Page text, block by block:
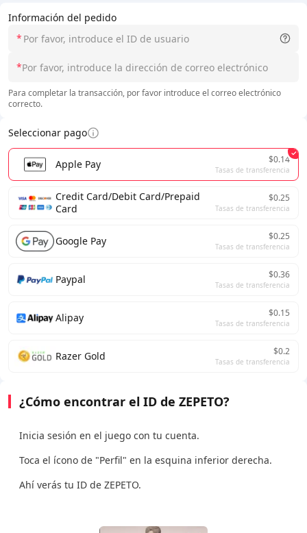
Información del pedido
*
*
Para completar la transacción, por favor introduce el correo electrónico
correcto.
Seleccionar pago
Apple Pay $0.14
Tasas de transferencia
Credit Card/Debit Card/Prepaid
Card
$0.25
Tasas de transferencia
Google Pay $0.25
Tasas de transferencia
Paypal $0.36
Tasas de transferencia
Alipay $0.15
Tasas de transferencia
Razer Gold $0.2
Tasas de transferencia
¿Cómo encontrar el ID de ZEPETO?
Inicia sesión en el juego con tu cuenta.
Toca el ícono de "Perfil" en la esquina inferior derecha.
Ahí verás tu ID de ZEPETO.